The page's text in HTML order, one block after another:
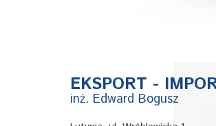
EKSPORT -
inż. Edward Bogusz